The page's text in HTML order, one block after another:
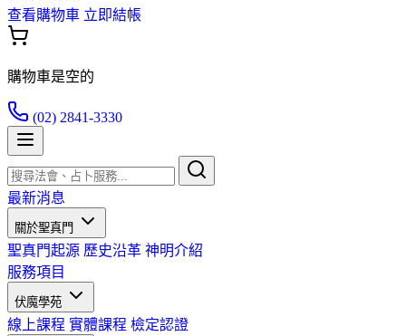
查看購物車 立即結帳
購物車是空的
(02) 2841-3330
最新消息
關於聖真門
聖真門起源 歷史沿革 神明介紹
服務項目
伏魔學苑
線上課程 實體課程 檢定認證